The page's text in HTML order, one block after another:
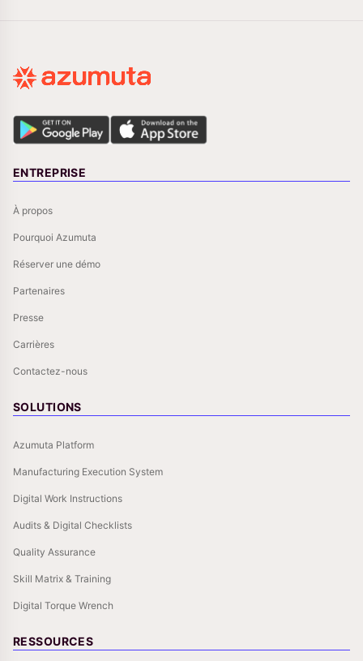
ENTREPRISE
À propos
Pourquoi Azumuta
Réserver une démo
Partenaires
Presse
Carrières
Contactez-nous
SOLUTIONS
Azumuta Platform
Manufacturing Execution System
Digital Work Instructions
Audits & Digital Checklists
Quality Assurance
Skill Matrix & Training
Digital Torque Wrench
RESSOURCES